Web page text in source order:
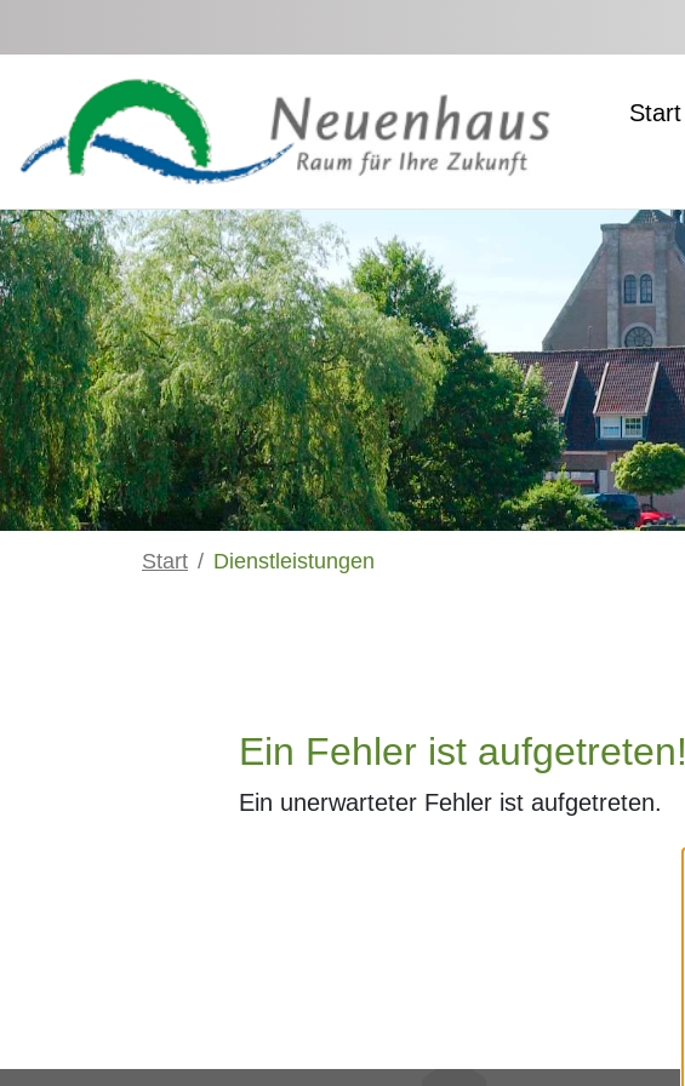
Start
Start Dienstleistungen
Ein Fehler ist aufgetreten!
Ein unerwarteter Fehler ist aufgetreten.